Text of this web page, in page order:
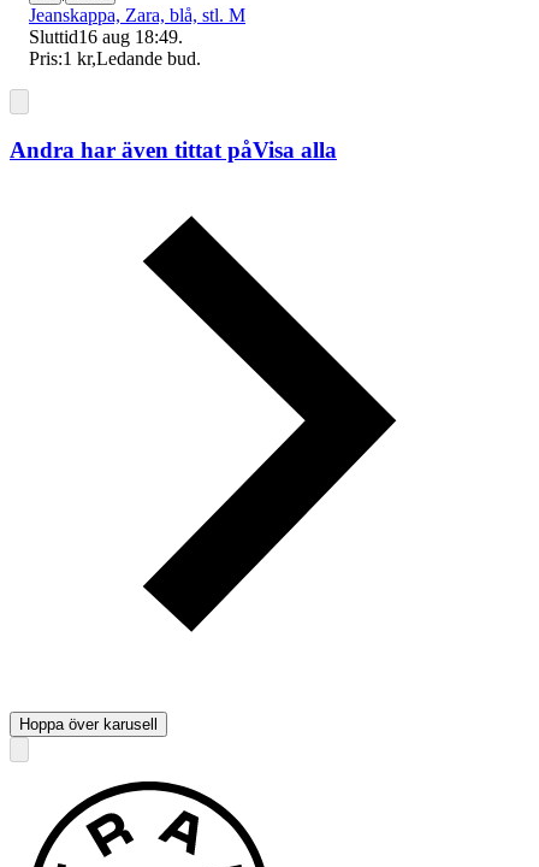
Jeanskappa, Zara, blå, stl. M
Sluttid16 aug 18:49.
Pris:1 kr,Ledande bud.
Andra har även tittat påVisa alla
Hoppa över karusell